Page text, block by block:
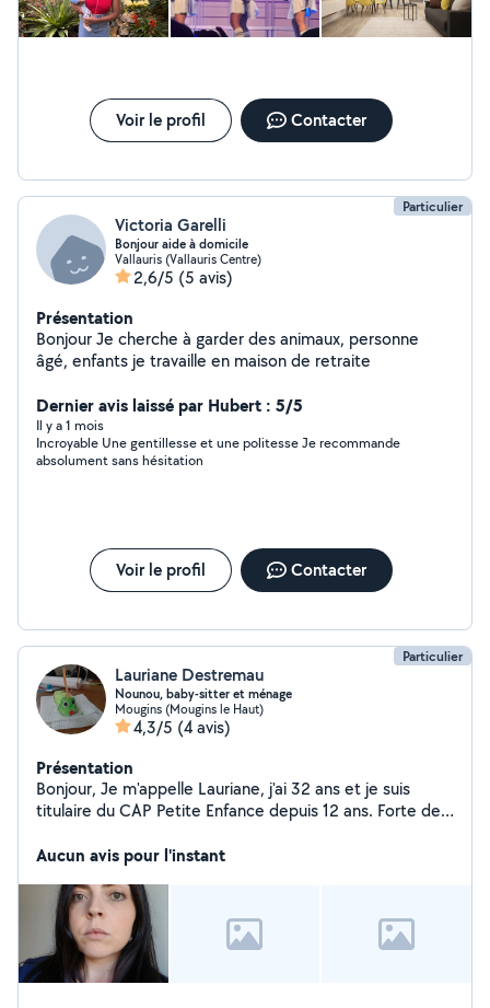
Voir le profil Contacter
Particulier
Victoria Garelli
Bonjour aide à domicile
Vallauris (Vallauris Centre)
2,6/5 (5 avis)
Présentation
Bonjour Je cherche à garder des animaux, personne
âgé, enfants je travaille en maison de retraite
Dernier avis laissé par Hubert : 5/5
Il y a 1 mois
Incroyable Une gentillesse et une politesse Je recommande
absolument sans hésitation
Voir le profil Contacter
Particulier
Lauriane Destremau
Nounou, baby-sitter et ménage
Mougins (Mougins le Haut)
4,3/5 (4 avis)
Présentation
Bonjour, Je m'appelle Lauriane, j'ai 32 ans et je suis
titulaire du CAP Petite Enfance depuis 12 ans. Forte de
travaillé en crèche, en halte-garderie ainsi qu'au domicile
développer des compétences solides en soins,
sécurité, éveil, accompagnement scolaire et
organisation du quotidien. Patiente, douce et attentive,
je veille toujours au bien-être, au rythme et aux besoins
de chaque enfant. J'accorde une grande importance à la
Aucun avis pour l'instant